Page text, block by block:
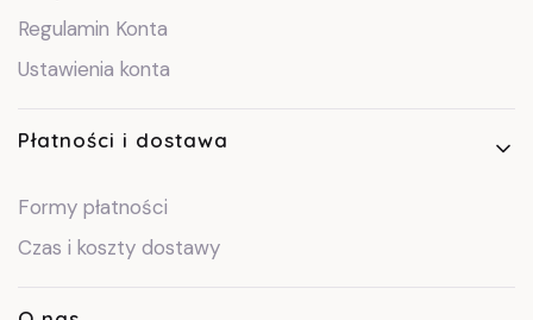
Regulamin Konta
Ustawienia konta
Płatności i dostawa
Formy płatności
Czas i koszty dostawy